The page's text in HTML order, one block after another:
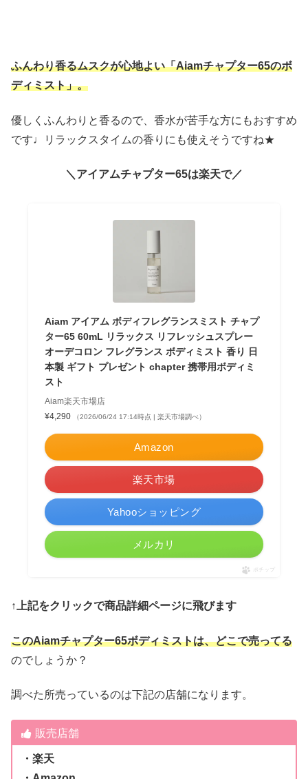
ふんわり香るムスクが心地よい「Aiamチャプター65のボ
ディミスト」。
優しくふんわりと香るので、香水が苦手な方にもおすすめ
です♩リラックスタイムの香りにも使えそうですね★
＼アイアムチャプター65は楽天で／
Aiam アイアム ボディフレグランスミスト チャプ
ター65 60mL リラックス リフレッシュスプレー
オーデコロン フレグランス ボディミスト 香り 日
本製 ギフト プレゼント chapter 携帯用ボディミ
スト
Aiam楽天市場店
¥4,290
（2026/06/24 17:14時点 | 楽天市場調べ）
Amazon
楽天市場
Yahooショッピング
メルカリ
ポチップ
↑上記をクリックで商品詳細ページに飛びます
このAiamチャプター65ボディミストは、どこで売ってる
のでしょうか？
調べた所売っているのは下記の店舗になります。
販売店舗
・楽天